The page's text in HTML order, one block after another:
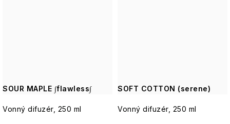
SOUR MAPLE ∫flawless∫
Vonný difuzér, 250 ml
SOFT COTTON (serene)
Vonný difuzér, 250 ml